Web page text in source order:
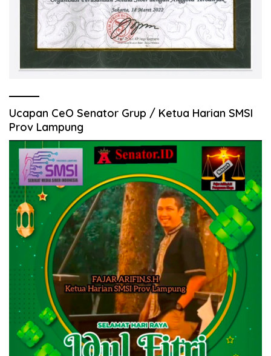
Ucapan CeO Senator Grup / Ketua Harian SMSI
Prov Lampung